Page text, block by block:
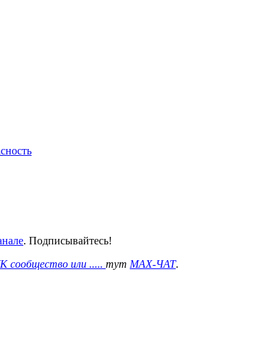
. Подписывайтесь!
сообщество или ..... тут MAX-ЧАТ.